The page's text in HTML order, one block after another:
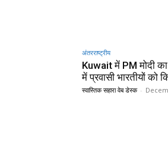
अंतरराष्ट्रीय
Kuwait में PM मोदी
में प्रवासी भारतीयों को
स्वास्तिक सहारा वेब डेस्क -